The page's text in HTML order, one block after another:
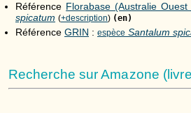
Référence Florabase (Australie Ouest
spicatum (+description) (en)
Référence GRIN : espèce Santalum
Recherche sur Amazone